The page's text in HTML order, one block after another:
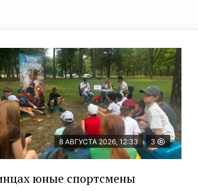
8 АВГУСТА 2026, 12:33 3
юные спортсмены